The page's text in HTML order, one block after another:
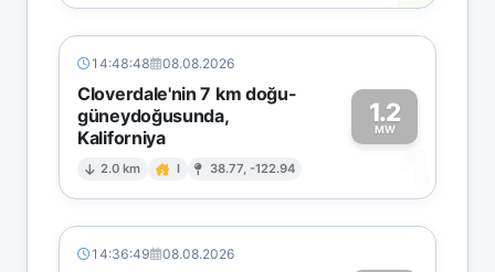
14:48:48 08.08.2026
Cloverdale'nin 7 km doğu-
güneydoğusunda,
Kaliforniya
2.0 km I 38.77, -122.94
1.2
MW
1
14:36:49 08.08.2026